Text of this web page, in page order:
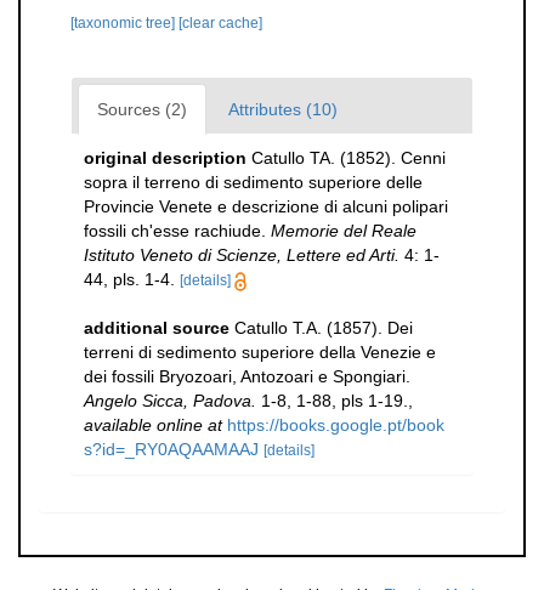
[taxonomic tree] [clear cache]
Sources (2) Attributes (10)
original description Catullo TA. (1852). Cenni
sopra il terreno di sedimento superiore delle
Provincie Venete e descrizione di alcuni polipari
fossili ch'esse rachiude. Memorie del Reale
Istituto Veneto di Scienze, Lettere ed Arti. 4: 1-
44, pls. 1-4.
[details]
additional source Catullo T.A. (1857). Dei
terreni di sedimento superiore della Venezie e
dei fossili Bryozoari, Antozoari e Spongiari.
Angelo Sicca, Padova.
1-8, 1-88, pls 1-19.
available online at https://books.google.pt/book
s?id=_RY0AQAAMAAJ [details]